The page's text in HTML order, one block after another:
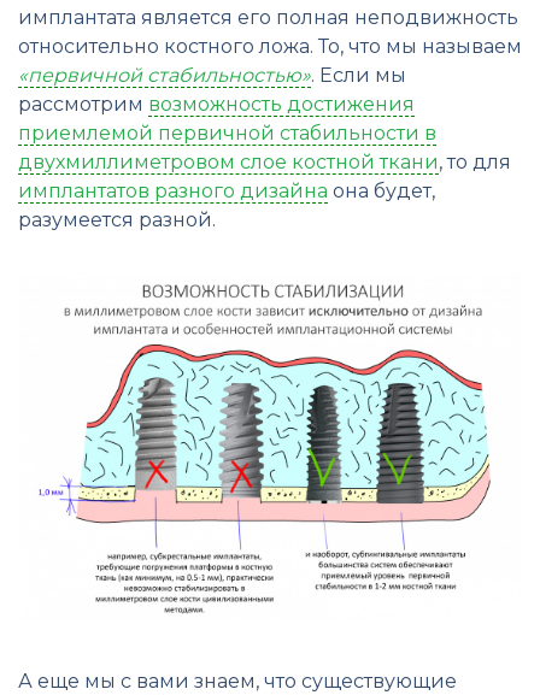
имплантата является его полная неподвижность
относительно костного ложа. То, что мы называем
«первичной стабильностью». Если мы
рассмотрим возможность достижения
приемлемой первичной стабильности в
двухмиллиметровом слое костной ткани, то для
имплантатов разного дизайна она будет,
разумеется разной.
А еще мы с вами знаем, что существующие